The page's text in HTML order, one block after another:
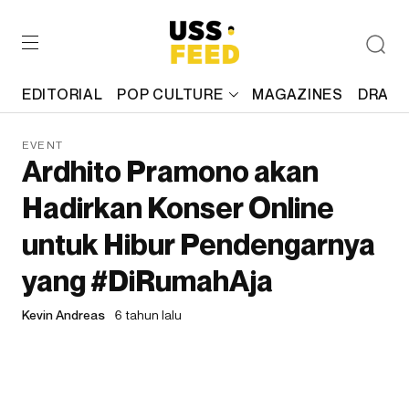
EDITORIAL POP CULTURE MAGAZINES
EVENT
Ardhito Pramono akan
Hadirkan Konser Online
untuk Hibur Pendengarnya
yang #DiRumahAja
Kevin Andreas 6 tahun lalu